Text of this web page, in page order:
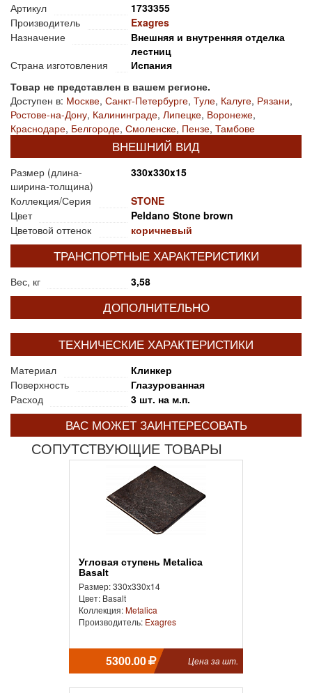
Артикул
1733355
Производитель
Exagres
Назначение
Внешняя и внутренняя отделка
лестниц
Страна изготовления
Испания
Товар не представлен в вашем регионе.
Доступен в: Москве, Санкт-Петербурге, Туле, Калуге, Рязани,
Ростове-на-Дону, Калининграде, Липецке, Воронеже,
Краснодаре, Белгороде, Смоленске, Пензе, Тамбове
ВНЕШНИЙ ВИД
Размер (длина-
ширина-толщина)
330x330x15
Коллекция/Серия
STONE
Цвет
Peldano Stone brown
Цветовой оттенок
коричневый
ТРАНСПОРТНЫЕ ХАРАКТЕРИСТИКИ
Вес, кг 3,58
ДОПОЛНИТЕЛЬНО
ТЕХНИЧЕСКИЕ ХАРАКТЕРИСТИКИ
Материал
Клинкер
Поверхность
Глазурованная
Расход
3 шт. на м.п.
ВАС МОЖЕТ ЗАИНТЕРЕСОВАТЬ
СОПУТСТВУЮЩИЕ ТОВАРЫ
Угловая ступень Metalica
Basalt
Размер: 330x330x14
Цвет: Basalt
Коллекция:Metalica
Производитель: Exagres
5300.00 Цена за шт.